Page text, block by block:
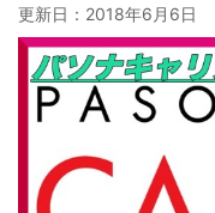
更新日： 2018年6月6日